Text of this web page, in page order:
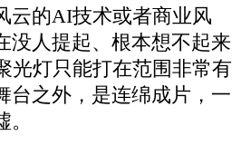
云的AI技术或者商业风
没人提起、根本想不起来
光灯只能打在范围非常有
台之外，是连绵成片，一